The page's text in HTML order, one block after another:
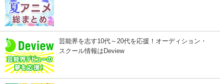
芸能界を志す10代～20代を応援！オーディション・
スクール情報はDeview